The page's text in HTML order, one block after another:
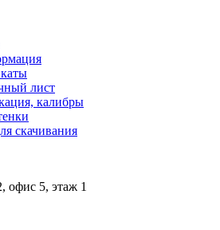
лист
калибры
cкачивания
офис 5, этаж 1